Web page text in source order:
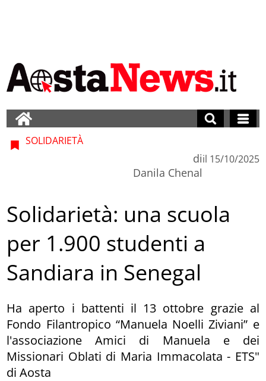
SOLIDARIETÀ
di
Danila Chenal
il 15/10/2025
Solidarietà: una scuola
per 1.900 studenti a
Sandiara in Senegal
Ha aperto i battenti il 13 ottobre grazie al
Fondo Filantropico “Manuela Noelli Ziviani” e
l'associazione Amici di Manuela e dei
Missionari Oblati di Maria Immacolata - ETS"
di Aosta